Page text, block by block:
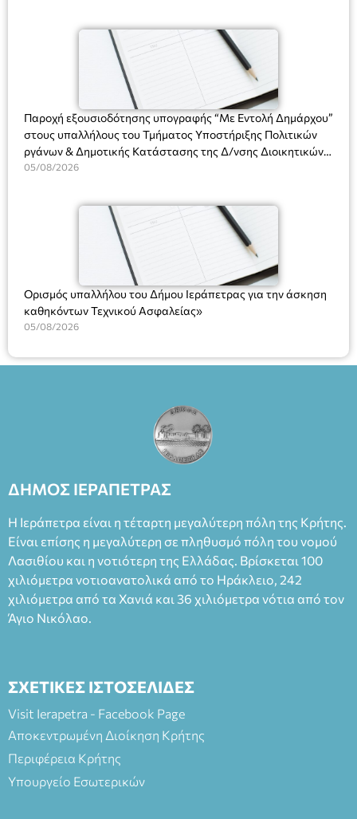
Πλαστήρα), E&G Mini market (Δημοκρατίας 39 Ιεράπετρα)
και στο more.com Χώρος: 3ο Γυμνάσιο Ιεράπετρας
(Είσοδος ΕΠΑ.Λ.) Έναρξη 21:15 Οργάνωση: ΚΝΩΣΟΣ
ΘΕΑΤΡΙΚΕΣ ΠΑΡΑΓΩΓΕΣ ΕΕ
(Ν. 5314/2026).»
Παροχή εξουσιοδότησης υπογραφής “Με Εντολή Δημάρχου”
στους υπαλλήλους του Τμήματος Υποστήριξης Πολιτικών
ργάνων & Δημοτικής Κατάστασης της Δ/νσης Διοικητικών
Υπηρεσιών για αποφάσεις, πιστοποιητικά, πράξεις και
(Ν. 5314/2026).»
05/08/2026
Ορισμός υπαλλήλου του Δήμου Ιεράπετρας για την άσκηση
καθηκόντων Τεχνικού Ασφαλείας»
05/08/2026
ΔΗΜΟΣ ΙΕΡΑΠΕΤΡΑΣ
Η Ιεράπετρα είναι η τέταρτη μεγαλύτερη πόλη της Κρήτης.
Είναι επίσης η μεγαλύτερη σε πληθυσμό πόλη του νομού
Λασιθίου και η νοτιότερη της Ελλάδας. Βρίσκεται 100
χιλιόμετρα νοτιοανατολικά από το Ηράκλειο, 242
χιλιόμετρα από τα Χανιά και 36 χιλιόμετρα νότια από τον
Άγιο Νικόλαο.
ΣΧΕΤΙΚΕΣ ΙΣΤΟΣΕΛΙΔΕΣ
Visit Ierapetra - Facebook Page
Αποκεντρωμένη Διοίκηση Κρήτης
Περιφέρεια Κρήτης
Υπουργείο Εσωτερικών